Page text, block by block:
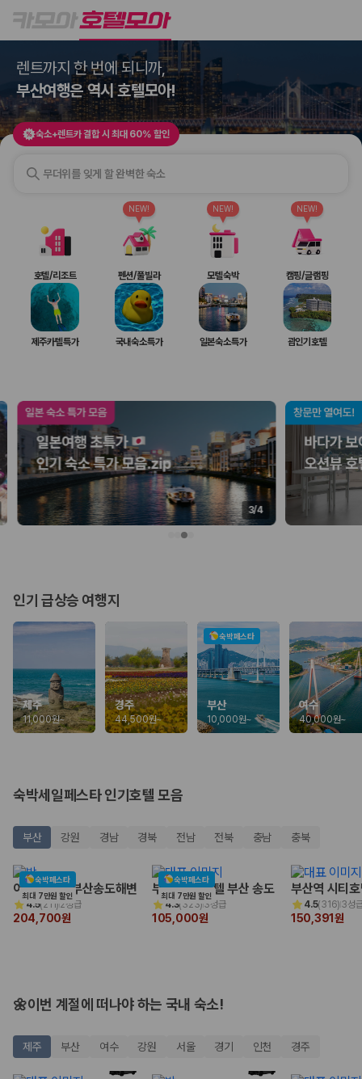
호텔모아
2000만 이용고객이 선택한 제주 렌트카 가격비교 플랫폼
제주렌트카 가격비교는 카모아에서 한 번에
제주도 렌트카는 업체마다 차량 가격, 보험 조건, 면책금, 보상 한도, 인수
장소, 취소 규정이 다릅니다. 카모아는 여러 제주 렌트카 업체의 조건을 한
화면에서 비교해 사용자가 자신의 일정과 예산에 맞는 차량을 선택할 수 있
도록 돕습니다.
차종별 최저가 비교:
경차, 소형, 준중형, 중형, SUV, 승합차 등 여행
인원에 맞는 차종별 가격을 비교합니다.
보험 조건 비교:일반자차, 완전자차, 슈퍼자차의 면책금과 보상 한
도를 비교합니다.
제주공항 인수 조건 비교:셔틀 이동, 인수 위치, 반납 편의성을 함께
확인합니다.
실시간 예약:비교 후 원하는 차량을 바로 예약할 수 있습니다.
제주렌트카 실시간 가격비교 바로가기
1. 단순 최저가가 아니라 실제 결제 조건을 비교하세요
제주렌트카 최저가는 차량 기본요금만으로 판단하기 어렵습니다. 보험 포
함 여부, 면책금, 보상 한도, 옵션 비용, 취소 수수료를 함께 확인해야 실제
로 저렴한 차량을 고를 수 있습니다.
2. 보험 조건은 가격만큼 중요합니다
완전자차와 슈퍼자차는 업체별 보장 범위가 다를 수 있습니다. 카모아에서
3. 제주공항 접근성과 셔틀 조건을 함께 확인하세요
제주 렌트카는 차량 인수 위치와 셔틀 편의성에 따라 실제 이용 만족도가
달라집니다. 공항에서 렌트카 사무실까지의 이동 조건을 가격과 함께 비교
제주도 렌트카 차종별 가격비교
경차·소형차
종입니다.
가족 여행, 짐이 많은 여행, 장거리 이동에 적합하며 보험 조건과 차
량 연식을 함께 비교하는 것이 좋습니다.
숙소+렌트카 결합 시 최대 60% 할인
렌트까지 한 번에 되니까,
부산여행은 역시 호텔모아!
숙소+렌트카 결합 시 최대 60% 할인
무더위를 잊게 할 완벽한 숙소
호텔/리조트 펜션/풀빌라
NEW!
모텔숙박
NEW!
캠핑/글램핑
NEW!
제주카텔특가 국내숙소특가 일본숙소특가 괌인기호텔
3/4
인기 급상승 여행지
제주
11,000원~
경주
44,500원~
숙박페스타
부산
10,000원~
여수
40,000원~
숙박세일페스타 인기호텔 모음
부산 강원 경남 경북 전남 전북 충남 충북
숙박페스타
최대 7만원 할인
어반스테이 부산송도해변
4.5( 211)2성급
204,700원
숙박페스타
최대 7만원 할인
부산 비치 호텔 부산 송도
4.3( 323)3성급
105,000원
부산역 시티
4.5(316)3성
150,391원
🌼이번 계절에 떠나야 하는 국내 숙소!
제주 부산 여수 강원 서울 경기 인천 경주